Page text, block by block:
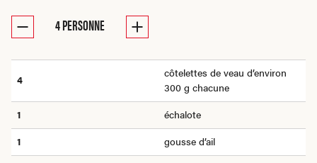
4PERSONNE
4
côtelettes de veau d’environ
300 g chacune
1
échalote
1
gousse d’ail